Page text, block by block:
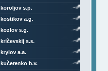
koroljov s.p.
kostikov a.g.
kozlov s.g.
kričevskij s.s.
krylov a.a.
kučerenko b.v.